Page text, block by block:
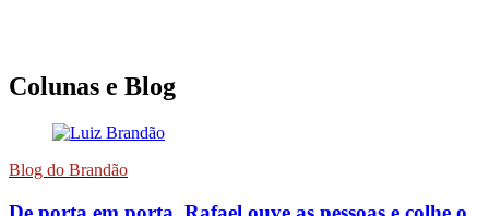
Colunas e Blog
Blog do Brandão